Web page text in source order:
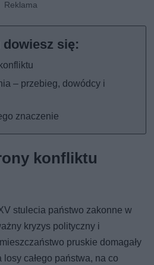
– przebieg, dowódcy i
znaczenie
konfliktu
stulecia państwo zakonne w
kryzys polityczny i
pruskie domagały
całego państwa, na co